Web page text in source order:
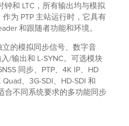
钟和 LTC，所有输出均与模拟
为 PTP 主站运行时，它具有
和跟随者功能和环境。
的模拟同步信号、数字音
/输出和 L-SYNC。可选模块
同步、PTP、4K IP、HD
Quad、3G-SDI、HD-SDI 和
合不同系统要求的多功能同步